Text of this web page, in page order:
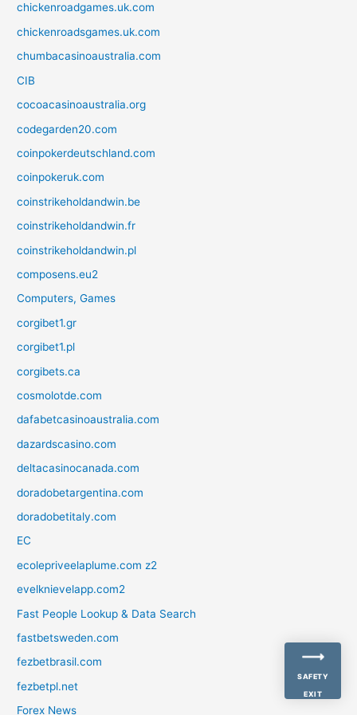
chickenroadgames.uk.com
chickenroadsgames.uk.com
chumbacasinoaustralia.com
CIB
cocoacasinoaustralia.org
codegarden20.com
coinpokerdeutschland.com
coinpokeruk.com
coinstrikeholdandwin.be
coinstrikeholdandwin.fr
coinstrikeholdandwin.pl
composens.eu2
Computers, Games
corgibet1.gr
corgibet1.pl
corgibets.ca
cosmolotde.com
dafabetcasinoaustralia.com
dazardscasino.com
deltacasinocanada.com
doradobetargentina.com
doradobetitaly.com
EC
ecolepriveelaplume.com z2
evelknievelapp.com2
Fast People Lookup & Data Search
fastbetsweden.com
fezbetbrasil.com
fezbetpl.net
Forex News
SAFETY
EXIT